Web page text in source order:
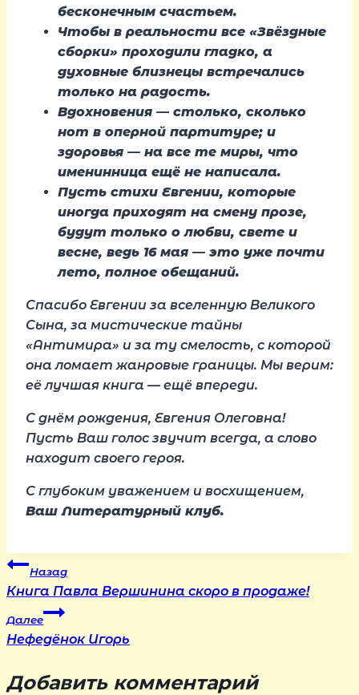
бесконечным счастьем.
Чтобы в реальности все «Звёздные
сборки» проходили гладко, а
духовные близнецы встречались
только на радость.
Вдохновения — столько, сколько
нот в оперной партитуре; и
здоровья — на все те миры, что
именинница ещё не написала.
Пусть стихи Евгении, которые
иногда приходят на смену прозе,
будут только о любви, свете и
весне, ведь 16 мая — это уже почти
лето, полное обещаний.
Спасибо Евгении за вселенную Великого
Сына, за мистические тайны
«Антимира» и за ту смелость, с которой
она ломает жанровые границы. Мы верим:
её лучшая книга — ещё впереди.
С днём рождения, Евгения Олеговна!
Пусть Ваш голос звучит всегда, а слово
находит своего героя.
С глубоким уважением и восхищением,
Ваш Литературный клуб.
Навигация
по
Назад
Книга Павла Вершинина скоро в продаже!
Далее
Нефедёнок Игорь
Добавить комментарий